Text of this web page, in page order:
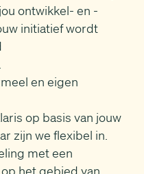
ontwikkel- en -
initiatief wordt
en eigen
op basis van jouw
zijn we flexibel in.
met een
het gebied van